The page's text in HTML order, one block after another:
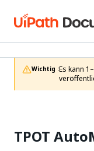
Wichtig :Es kann
TPOT